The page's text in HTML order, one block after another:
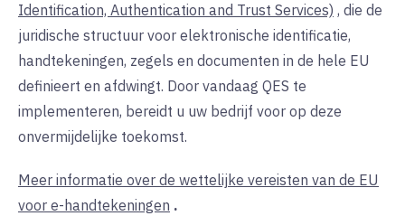
Identification, Authentication and Trust Services) , die de
juridische structuur voor elektronische identificatie,
handtekeningen, zegels en documenten in de hele EU
definieert en afdwingt. Door vandaag QES te
implementeren, bereidt u uw bedrijf voor op deze
onvermijdelijke toekomst.
Meer informatie over de wettelijke vereisten van de EU
voor e-handtekeningen .